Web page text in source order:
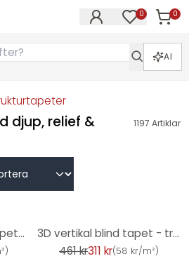
0 0
AI
djup, relief &
1197 Artiklar
Sten tapet 3D sten tapet brun non-woven tapet steneffekt vardagsrum, kök
)
3D vertikal blind tapet - träutseende non-woven tapet av A.S. Creation beige, svart, brun
461 kr311 kr(58 kr/m²)